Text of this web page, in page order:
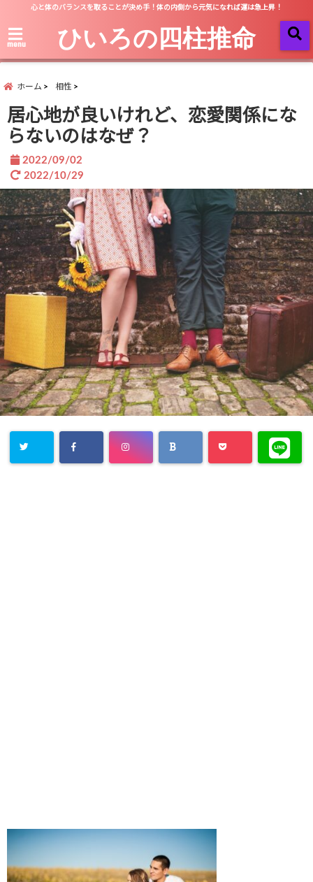
心と体のバランスを取ることが決め手！体の内側から元気になれば運は急上昇！
menu ひいろの四柱推命
ホーム 相性
居心地が良いけれど、恋愛関係にな
らないのはなぜ？
2022/09/02
2022/10/29